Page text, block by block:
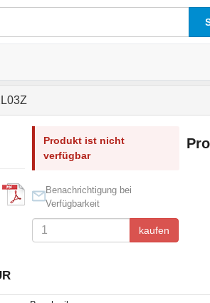
Produkt ist nicht
verfügbar
Benachrichtigung bei
Verfügbarkeit
kaufen